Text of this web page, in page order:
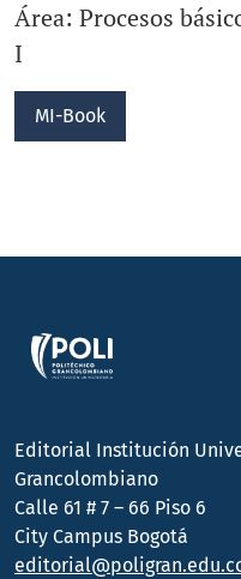
Área: Procesos
I
MI-Book
Editorial Institución
Grancolombiano
Calle 61 # 7 – 66 Piso 6
City Campus Bogotá